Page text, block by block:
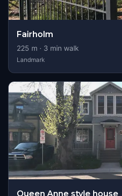
Fairholm
225 m · 3 min walk
Landmark
Queen Anne style house